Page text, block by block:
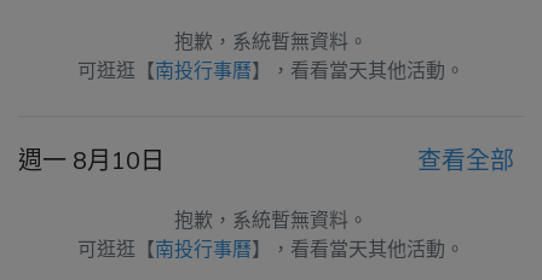
抱歉，系統暫無資料。
可逛逛【南投行事曆】，看看當天其他活動。
週一 8月10日 查看全部
抱歉，系統暫無資料。
可逛逛【南投行事曆】，看看當天其他活動。